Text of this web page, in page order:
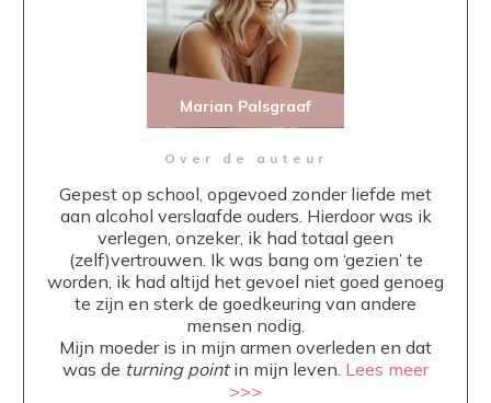
Over de auteur
Gepest op school, opgevoed zonder liefde met
aan alcohol verslaafde ouders. Hierdoor was ik
verlegen, onzeker, ik had totaal geen
(zelf)vertrouwen. Ik was bang om ‘gezien’ te
worden, ik had altijd het gevoel niet goed genoeg
te zijn en sterk de goedkeuring van andere
mensen nodig.
Mijn moeder is in mijn armen overleden en dat
was de turning pointin mijn leven. Lees meer
>>>
Marian Palsgraaf